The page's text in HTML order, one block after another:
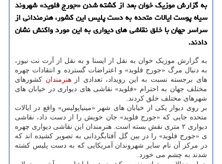
به گزارش موزیك خوان بعد از كشته شدن «جورج فلوید» شهروند
سیاه پوست ایالات متحده به دست پلیس این كشور، هنرمندانی از
سراسر جهان با خلق نقاشی های دیواری به این مورد واكنش نشان
دادند.
به گزارش موزیک خوان به نقل از ایسنا و به نقل از آرت نت نیوز،
به دنبال مرگ «جورج فلوید» و اعتراضات گسترده و انتقادات چهره
های برجسته نسبت به این رویداد، تعدادی ازهنرمندان کشورهای
مختلف جهان به احترام «فلوید» نقاشی های دیواری در خیابان های
شهرهای مختلف خلق کردند.
بر روی دیوار یکی از خیابان های شهر «مینیاپولیس» واقع در ایالات
متحده جایی که «جورج فلوید» جان خویش را از دست داد، نقاشی
دیواری ۲ متری نقش بسته است. هنرمندان این نقاشی دیواری چهره
ی «جورج فلوید» را در بین گل آفتابگردانی به تصویر کشیده اند که
در مرکز آن نام سایر شهروندان آمریکایی که به دست پلیس کشته
شدند به چشم می خورد.